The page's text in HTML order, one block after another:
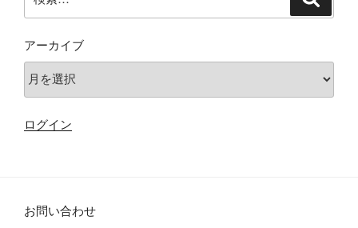
索:
アーカイブ
ー
イ
ログイン
お問い合わせ